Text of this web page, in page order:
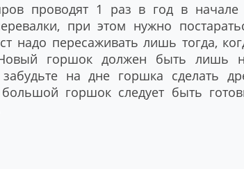
проводят 1 раз в год в начале
при этом нужно
надо пересаживать лишь тогда,
Новый горшок должен быть лишь
на дне горшка сделать
горшок следует быть